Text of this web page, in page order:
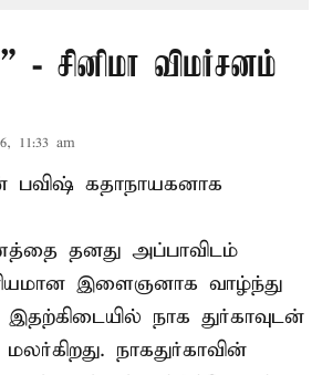
சினிமா விமர்சனம்
11:33 am
பவிஷ் கதாநாயகனாக
தனது அப்பாவிடம்
இளைஞனாக வாழ்ந்து
இதற்கிடையில் நாக துர்காவுடன்
நாகதுர்காவின்